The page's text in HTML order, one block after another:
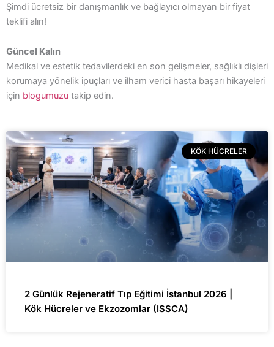
Şimdi ücretsiz bir danışmanlık ve bağlayıcı olmayan bir fiyat
teklifi alın!
Güncel Kalın
Medikal ve estetik tedavilerdeki en son gelişmeler, sağlıklı dişleri
korumaya yönelik ipuçları ve ilham verici hasta başarı hikayeleri
için blogumuzu takip edin.
KÖK HÜCRELER
2 Günlük Rejeneratif Tıp Eğitimi İstanbul 2026 |
Kök Hücreler ve Ekzozomlar (ISSCA)